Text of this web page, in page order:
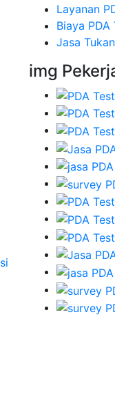
Layanan
Biaya
Jasa
img